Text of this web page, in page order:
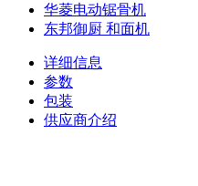
华菱电动锯骨机
东邦御厨 和面机
详细信息
参数
包装
供应商介绍